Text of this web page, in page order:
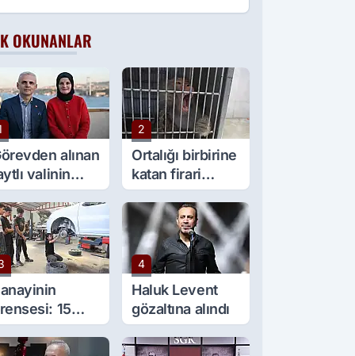
OKUNANLAR
alınan
valinin
sürpriz
2
Ortalığı birbirine
katan firari
maymun, kadını
yaraladı
15
5 çırağı
4
Haluk Levent
gözaltına alındı